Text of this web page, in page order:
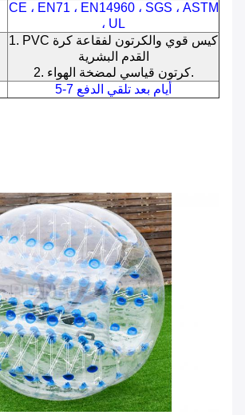
CE ، EN71 ، EN14960 ، SGS ، ASTM
، UL
1. PVC كيس قوي والكرتون لفقاعة كرة
القدم البشرية
2. كرتون قياسي لمضخة الهواء.
5-7 أيام بعد تلقي الدفع